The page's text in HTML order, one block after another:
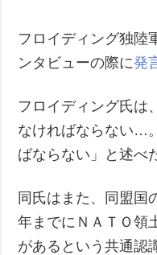
フロイディング独陸
ンタビューの際に発
フロイディング氏は
なければならない…
ばならない」と述べ
同氏はまた、同盟国
年までにＮＡＴＯ領
があるという共通認